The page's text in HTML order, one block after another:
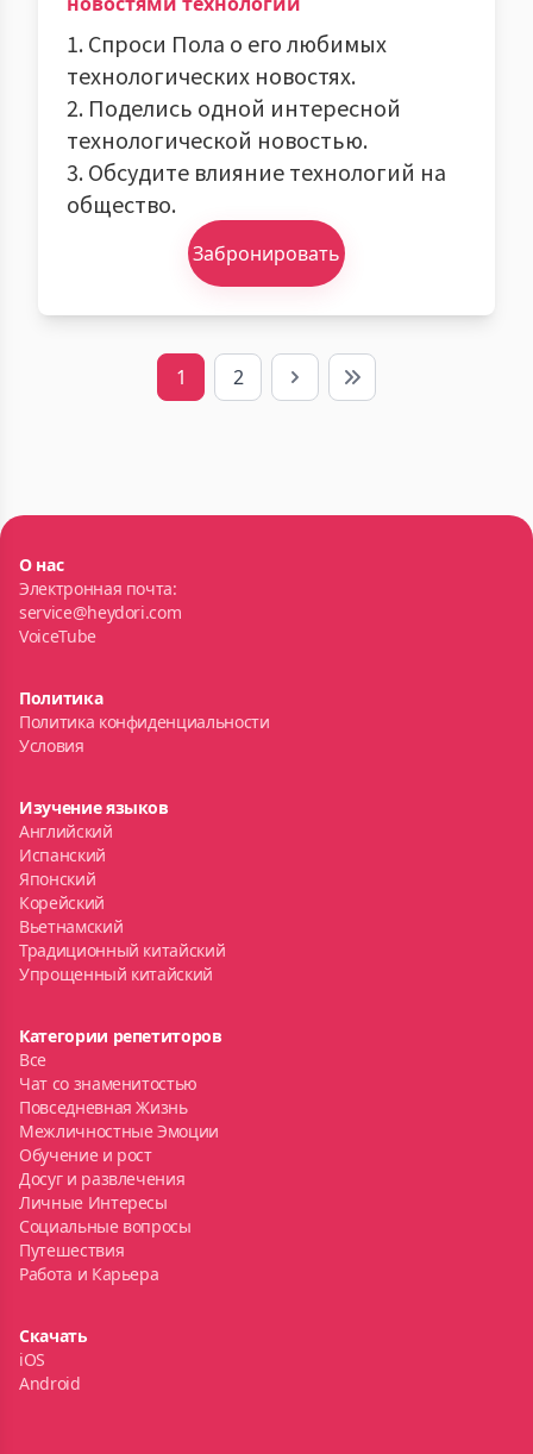
1. Спроси Пола о его любимых
технологических новостях.
2. Поделись одной интересной
технологической новостью.
3. Обсудите влияние технологий на
общество.
Забронировать
1 2 Next Last
О нас
Электронная почта:
service@heydori.com
VoiceTube
Политика
Политика конфиденциальности
Условия
Изучение языков
Английский
Испанский
Японский
Корейский
Вьетнамский
Традиционный китайский
Упрощенный китайский
Категории репетиторов
Все
Чат со знаменитостью
Повседневная Жизнь
Межличностные Эмоции
Обучение и рост
Досуг и развлечения
Личные Интересы
Социальные вопросы
Путешествия
Работа и Карьера
Скачать
iOS
Android